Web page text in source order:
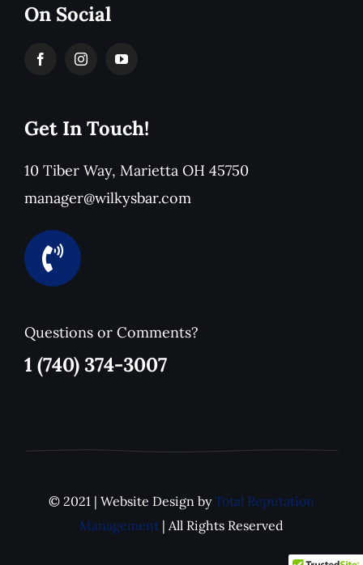
On Social
Get In Touch!
10 Tiber Way, Marietta OH 45750
manager@wilkysbar.com
Questions or Comments?
1 (740) 374-3007
© 2021 | Website Design byTotal Reputation
Management | All Rights Reserved